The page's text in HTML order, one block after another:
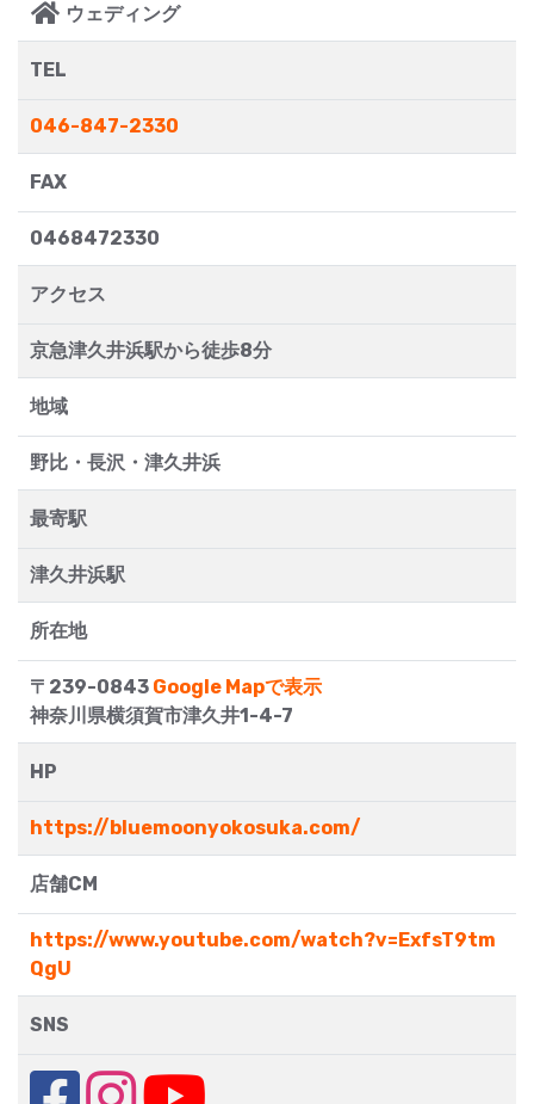
ウェディング
TEL
046-847-2330
FAX
0468472330
アクセス
京急津久井浜駅から徒歩8分
地域
野比・長沢・津久井浜
最寄駅
津久井浜駅
所在地
〒239-0843 Google Mapで表示
神奈川県横須賀市津久井1-4-7
HP
https://bluemoonyokosuka.com/
店舗CM
https://www.youtube.com/watch?v=ExfsT9tm
QgU
SNS